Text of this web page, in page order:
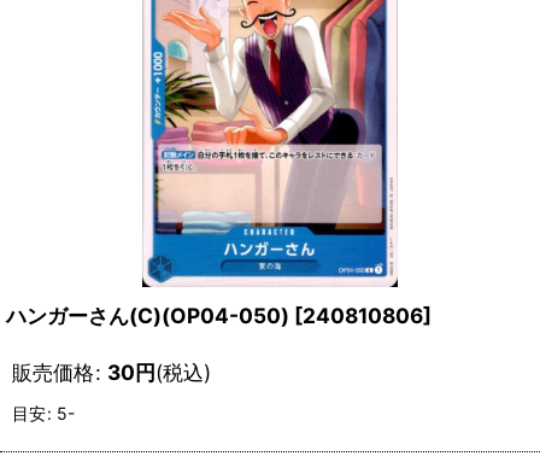
ハンガーさん(C)(OP04-050) [240810806]
販売価格: 30円(税込)
目安: 5-